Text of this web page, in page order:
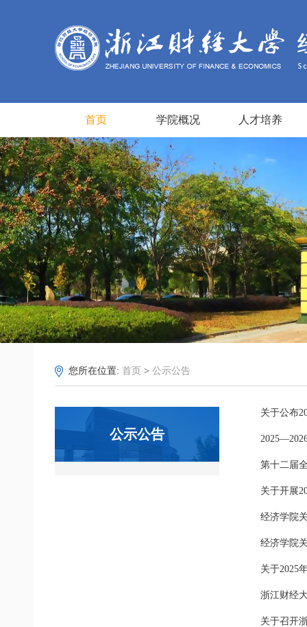
首页 学院概况 人才培养
您所在位置: 首页 > 公示公告
公示公告
关于公布
第十二届
关于开展
经济学院
经济学院
关于2025
浙江财经
关于召开